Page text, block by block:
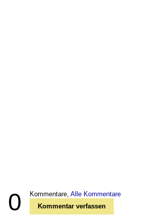
0 Kommentare, Alle Kommentare
Kommentar verfassen